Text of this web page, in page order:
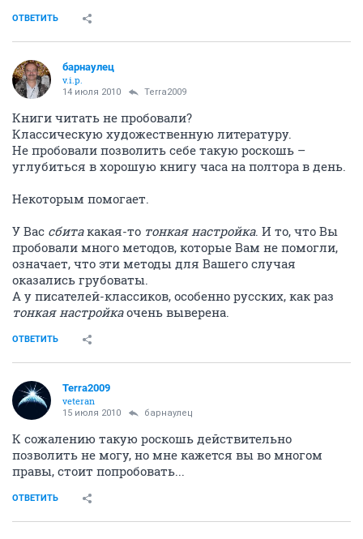
ОТВЕТИТЬ
барнаулец
v.i.p.
14 июля 2010 Terra2009
Книги читать не пробовали?
Классическую художественную литературу.
Не пробовали позволить себе такую роскошь –
углубиться в хорошую книгу часа на полтора в день.
Некоторым помогает.
У Вас сбитакакая-то тонкая настройка. И то, что Вы
пробовали много методов, которые Вам не помогли,
означает, что эти методы для Вашего случая
оказались грубоваты.
А у писателей-классиков, особенно русских, как раз
тонкая настройкаочень выверена.
ОТВЕТИТЬ
Terra2009
veteran
15 июля 2010 барнаулец
К сожалению такую роскошь действительно
позволить не могу, но мне кажется вы во многом
правы, стоит попробовать...
ОТВЕТИТЬ